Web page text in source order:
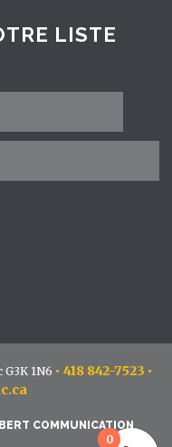
LISTE
G3K 1N6 • 418 842-7523 •
COMMUNICATION
0